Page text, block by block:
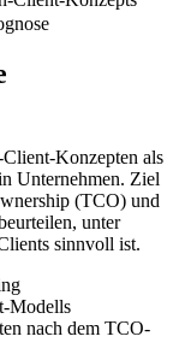
Konzepten als
Unternehmen. Ziel
(TCO) und
unter
sinnvoll ist.
Modells
nach dem TCO-